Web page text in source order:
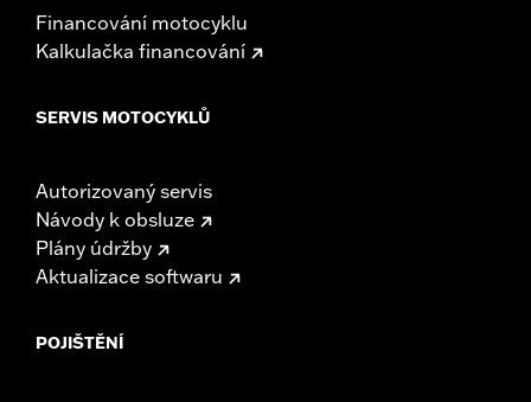
Financování motocyklu
Kalkulačka financování
SERVIS MOTOCYKLŮ
Autorizovaný servis
Návody k obsluze
Plány údržby
Aktualizace softwaru
POJIŠTĚNÍ